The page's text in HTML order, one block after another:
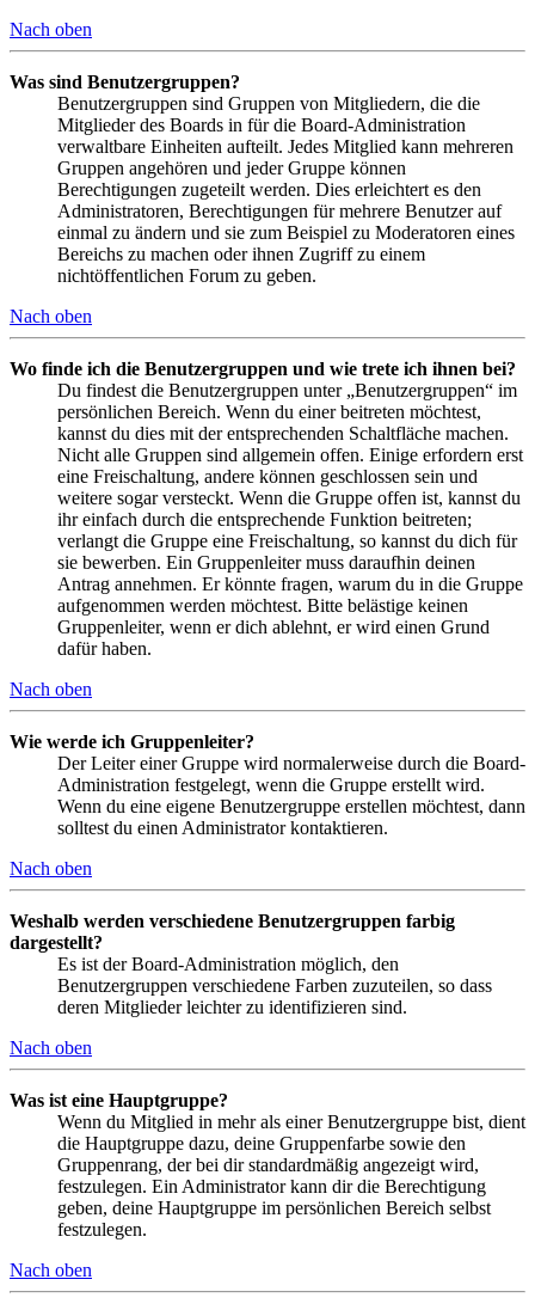
Nach oben
Was sind Benutzergruppen?
Benutzergruppen sind Gruppen von Mitgliedern, die die
Mitglieder des Boards in für die Board-Administration
verwaltbare Einheiten aufteilt. Jedes Mitglied kann mehreren
Gruppen angehören und jeder Gruppe können
Berechtigungen zugeteilt werden. Dies erleichtert es den
Administratoren, Berechtigungen für mehrere Benutzer auf
einmal zu ändern und sie zum Beispiel zu Moderatoren eines
Bereichs zu machen oder ihnen Zugriff zu einem
nichtöffentlichen Forum zu geben.
Nach oben
Wo finde ich die Benutzergruppen und wie trete ich ihnen bei?
Du findest die Benutzergruppen unter „Benutzergruppen“ im
persönlichen Bereich. Wenn du einer beitreten möchtest,
kannst du dies mit der entsprechenden Schaltfläche machen.
Nicht alle Gruppen sind allgemein offen. Einige erfordern erst
eine Freischaltung, andere können geschlossen sein und
weitere sogar versteckt. Wenn die Gruppe offen ist, kannst du
ihr einfach durch die entsprechende Funktion beitreten;
verlangt die Gruppe eine Freischaltung, so kannst du dich für
sie bewerben. Ein Gruppenleiter muss daraufhin deinen
Antrag annehmen. Er könnte fragen, warum du in die Gruppe
aufgenommen werden möchtest. Bitte belästige keinen
Gruppenleiter, wenn er dich ablehnt, er wird einen Grund
dafür haben.
Nach oben
Wie werde ich Gruppenleiter?
Der Leiter einer Gruppe wird normalerweise durch die Board-
Administration festgelegt, wenn die Gruppe erstellt wird.
Wenn du eine eigene Benutzergruppe erstellen möchtest, dann
solltest du einen Administrator kontaktieren.
Nach oben
Weshalb werden verschiedene Benutzergruppen farbig
dargestellt?
Es ist der Board-Administration möglich, den
Benutzergruppen verschiedene Farben zuzuteilen, so dass
deren Mitglieder leichter zu identifizieren sind.
Nach oben
Was ist eine Hauptgruppe?
Wenn du Mitglied in mehr als einer Benutzergruppe bist, dient
die Hauptgruppe dazu, deine Gruppenfarbe sowie den
Gruppenrang, der bei dir standardmäßig angezeigt wird,
festzulegen. Ein Administrator kann dir die Berechtigung
geben, deine Hauptgruppe im persönlichen Bereich selbst
festzulegen.
Nach oben